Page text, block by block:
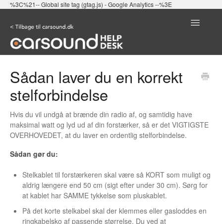
%3C%21-- Global site tag (gtag.js) - Google Analytics --%3E
Toggle
Sådan laver du en korrekt
stelforbindelse
Hvis du vil undgå at brænde din radio af, og samtidig have
maksimal watt og lyd ud af din forstærker, så er det VIGTIGSTE
OVERHOVEDET, at du laver en ordentlig stelforbindelse.
Sådan gør du:
Stelkablet til forstærkeren skal være så KORT som muligt og
aldrig længere end 50 cm (sigt efter under 30 cm). Sørg for
at kablet har SAMME tykkelse som pluskablet.
På det korte stelkabel skal der klemmes eller gasloddes en
ringkabelsko af passende størrelse. Du ved at